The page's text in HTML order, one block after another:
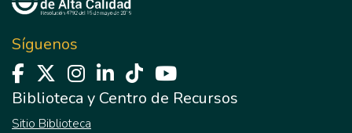
Síguenos
Biblioteca y Centro de Recursos
Sitio Biblioteca